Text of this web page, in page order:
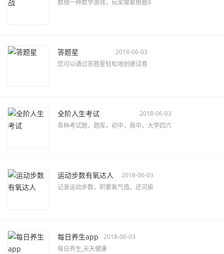
数独一种数学游戏，玩家需要根据9
答题星
2018-06-03
您可以通过答题星轻松地创建试卷
全阶人生考试
2018-06-03
各种考试题，题库，初中，高中，大学四六
运动步数有氧达人
2018-06-03
记录运动步数，积累氧气值。还可偷
每日养生app
2018-06-03
每日养生,天天健康